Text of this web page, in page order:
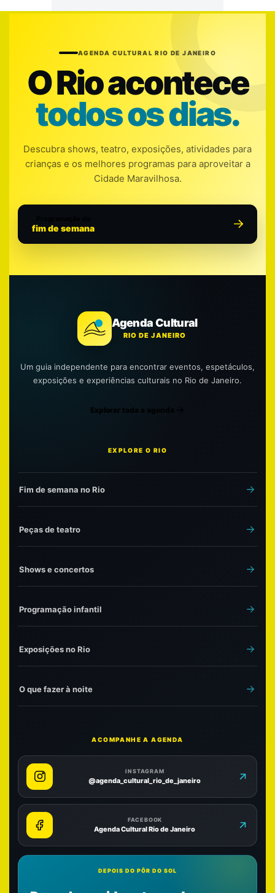
AGENDA CULTURAL RIO DE JANEIRO
O Rio acontece
todos os dias.
Descubra shows, teatro, exposições, atividades para
crianças e os melhores programas para aproveitar a
Cidade Maravilhosa.
fim de semana
Agenda Cultural
RIO DE JANEIRO
Um guia independente para encontrar eventos, espetáculos,
exposições e experiências culturais no Rio de Janeiro.
Explorar toda a agenda
EXPLORE O RIO
Fim de semana no Rio
Peças de teatro
Shows e concertos
Programação infantil
Exposições no Rio
O que fazer à noite
ACOMPANHE A AGENDA
INSTAGRAM
@agenda_cultural_rio_de_janeiro
FACEBOOK
Agenda Cultural Rio de Janeiro
DEPOIS DO PÔR DO SOL